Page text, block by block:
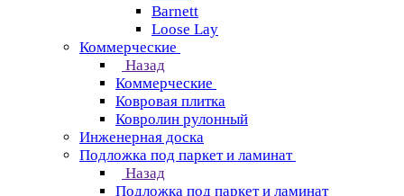
Barnett
Loose Lay
Коммерческие
Назад
Коммерческие
Ковровая плитка
Ковролин рулонный
Инженерная доска
Подложка под паркет и ламинат
Назад
Подложка под паркет и ламинат